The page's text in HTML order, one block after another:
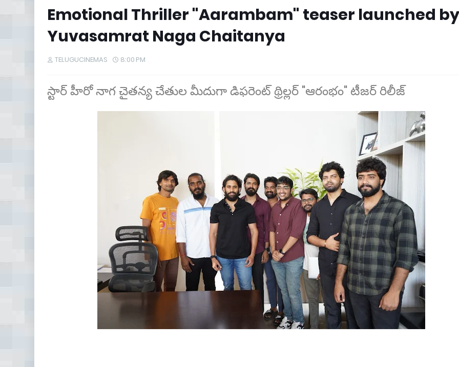
Emotional Thriller "Aarambam" teaser launched by
Yuvasamrat Naga Chaitanya
TELUGUCINEMAS 8:00 PM
స్టార్ హీరో నాగ చైతన్య చేతుల మీదుగా డిఫరెంట్ థ్రిల్లర్ "ఆరంభం" టీజర్ రిలీజ్